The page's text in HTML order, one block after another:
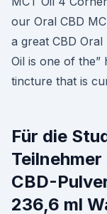
our Oral CBD
a great CBD
Oil is one of the”
tincture that is
Für die
CBD-
236,6 ml